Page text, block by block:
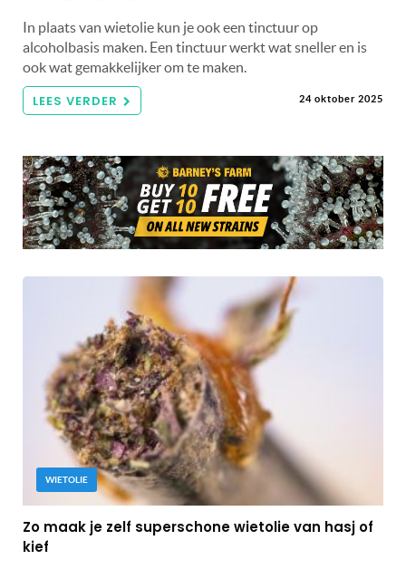
In plaats van wietolie kun je ook een tinctuur op
alcoholbasis maken. Een tinctuur werkt wat sneller en is
ook wat gemakkelijker om te maken.
LEES VERDER 24 oktober 2025
WIETOLIE
Zo maak je zelf superschone wietolie van hasj of
kief